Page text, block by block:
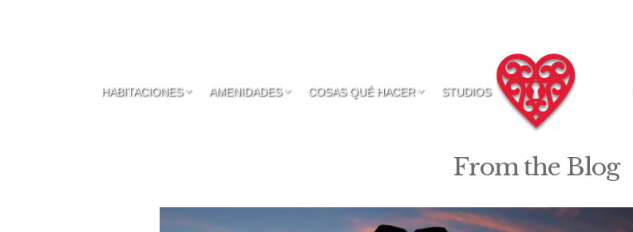
HABITACIONES AMENIDADES COSAS QUÉ HACER STUDIOS
From the Blog